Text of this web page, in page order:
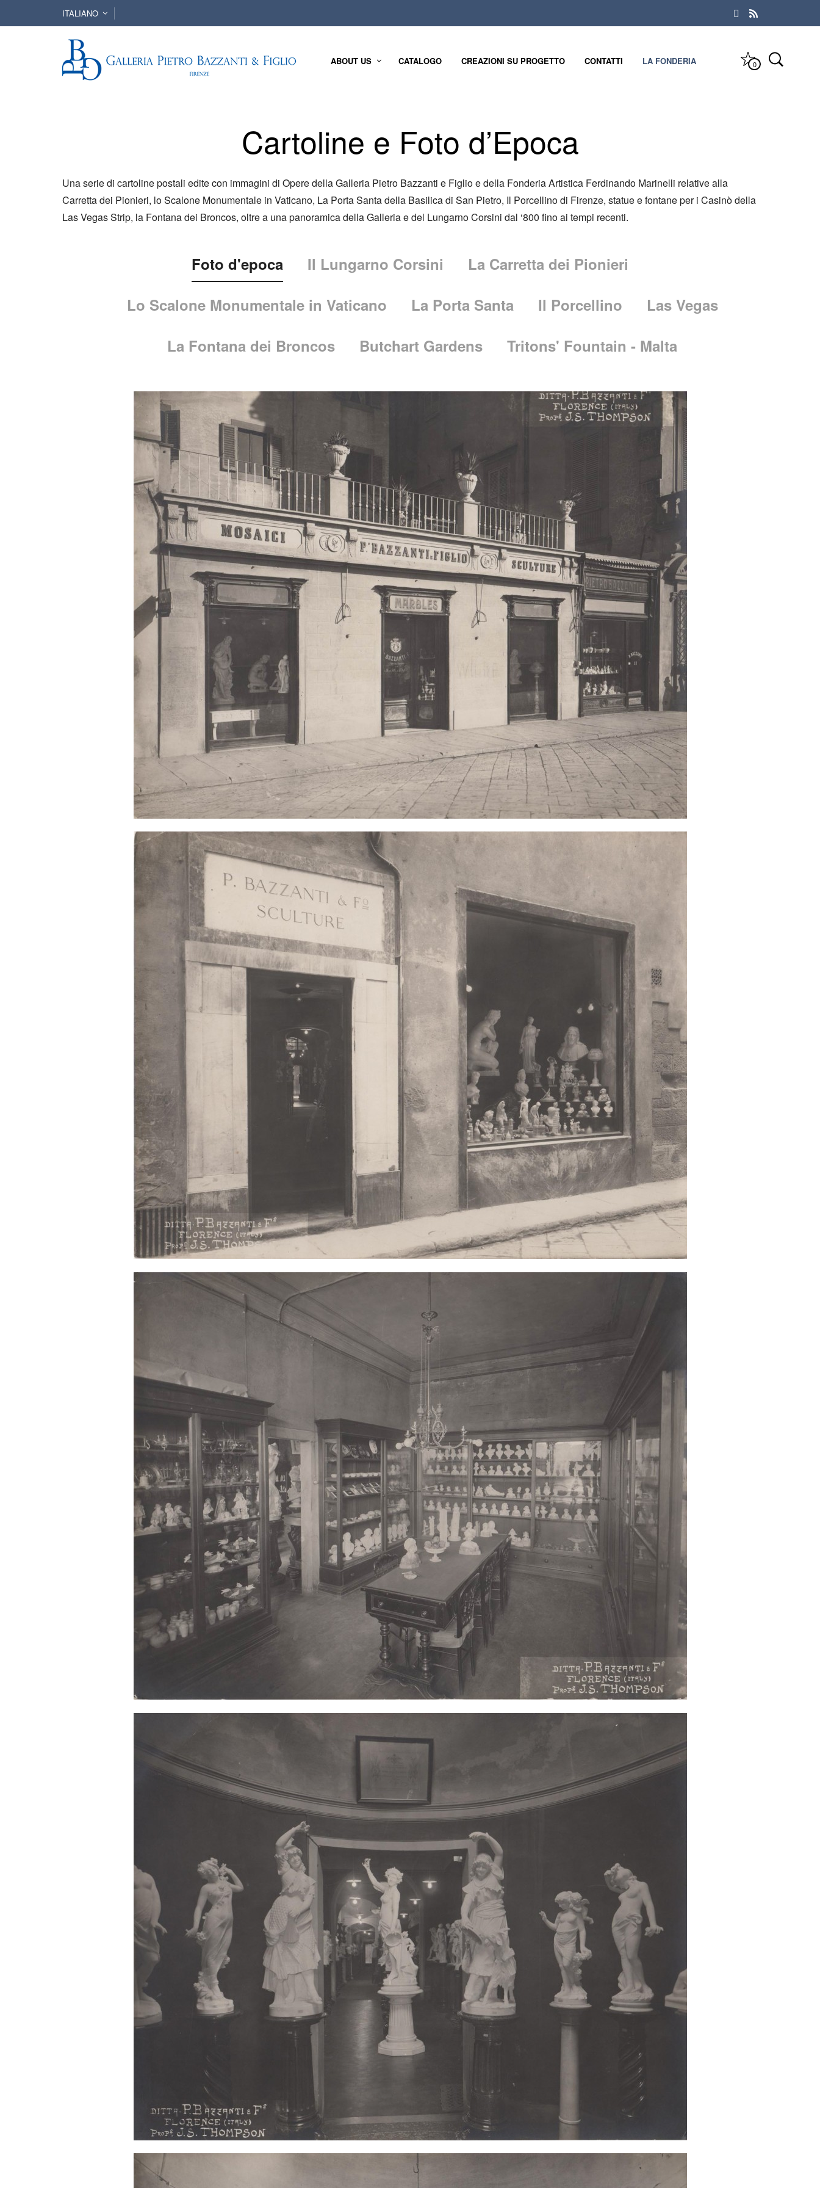
ITALIANO
ABOUT US CATALOGO CREAZIONI SU PROGETTO CONTATTI LA FONDERIA 0
Cartoline e Foto d’Epoca
Una serie di cartoline postali edite con immagini di Opere della Galleria Pietro Bazzanti e Figlio e della Fonderia Artistica Ferdinando Marinelli relative alla
Carretta dei Pionieri, lo Scalone Monumentale in Vaticano, La Porta Santa della Basilica di San Pietro, Il Porcellino di Firenze, statue e fontane per i Casinò della
Las Vegas Strip, la Fontana dei Broncos, oltre a una panoramica della Galleria e del Lungarno Corsini dal ‘800 fino ai tempi recenti.
Foto d'epoca Il Lungarno Corsini
La Carretta dei Pionieri
Lo Scalone Monumentale in Vaticano
La Porta Santa Il Porcellino
Las Vegas
La Fontana dei Broncos
Butchart Gardens Tritons' Fountain - Malta